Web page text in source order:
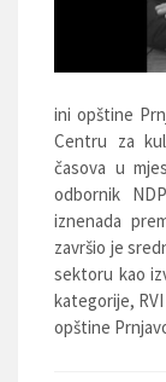
ini opštine
Centru za
časova u
odbornik
iznenada
završio je
sektoru kao
kategorije,
opštine